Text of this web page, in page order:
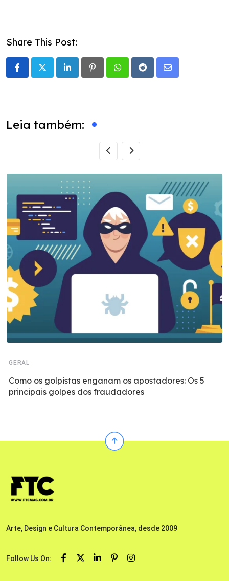
Share This Post:
LinkedIn PinterestWhatsappRedditShare
Leia também:
GERAL
Como os golpistas enganam os apostadores: Os 5
principais golpes dos fraudadores
Arte, Design e Cultura Contemporânea, desde 2009
Follow Us On: